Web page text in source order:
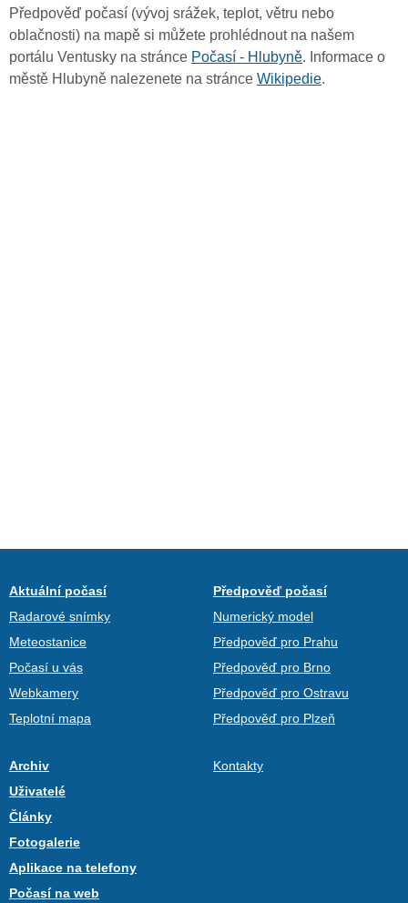
Předpověď počasí (vývoj srážek, teplot, větru nebo
oblačnosti) na mapě si můžete prohlédnout na našem
portálu Ventusky na stránce Počasí - Hlubyně. Informace o
městě Hlubyně nalezenete na stránce Wikipedie.
Aktuální počasí
Radarové snímky
Meteostanice
Počasí u vás
Webkamery
Teplotní mapa
Předpověď počasí
Numerický model
Předpověď pro Prahu
Předpověď pro Brno
Předpověď pro Ostravu
Předpověď pro Plzeň
Archiv
Uživatelé
Články
Fotogalerie
Aplikace na telefony
Počasí na web
Kontakty